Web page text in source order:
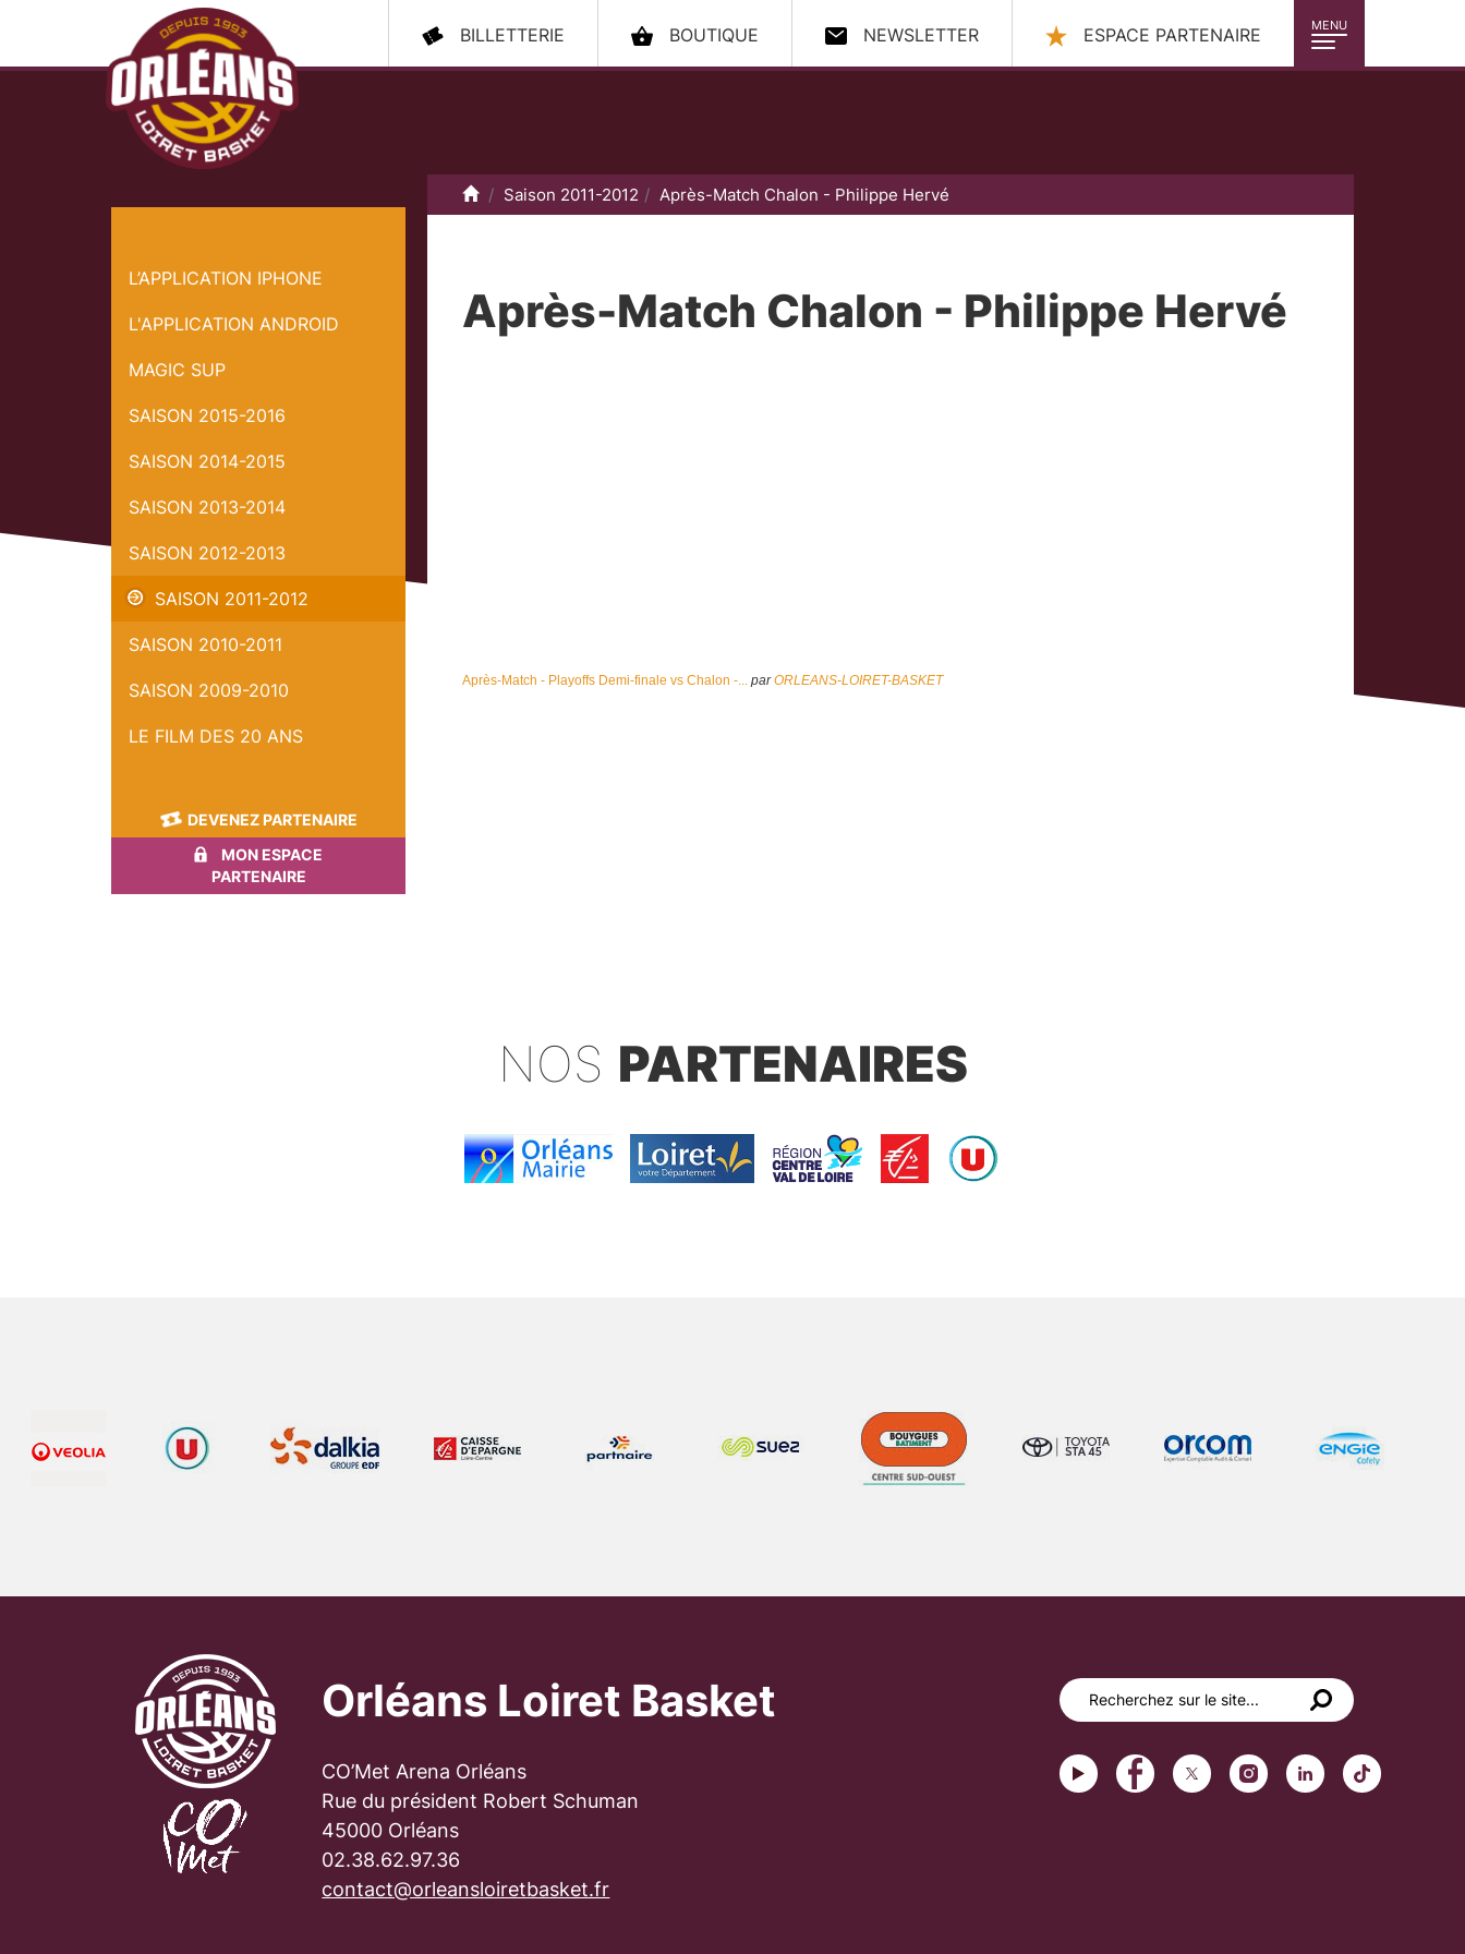
MENU
BILLETTERIE BOUTIQUE NEWSLETTER ESPACE PARTENAIRE
L’APPLICATION IPHONE
L'APPLICATION ANDROID
MAGIC SUP
SAISON 2015-2016
SAISON 2014-2015
SAISON 2013-2014
SAISON 2012-2013
SAISON 2011-2012
SAISON 2010-2011
SAISON 2009-2010
LE FILM DES 20 ANS
DEVENEZ PARTENAIRE
MON ESPACE
PARTENAIRE
AccueilSaison 2011-2012 Après-Match Chalon - Philippe Hervé
Après-Match Chalon - Philippe Hervé
Après-Match - Playoffs Demi-finale vs Chalon -... parORLEANS-LOIRET-BASKET
NOS PARTENAIRES
Orléans Loiret Basket
CO’Met Arena Orléans
Rue du président Robert Schuman
45000 Orléans
02.38.62.97.36
contact@orleansloiretbasket.fr